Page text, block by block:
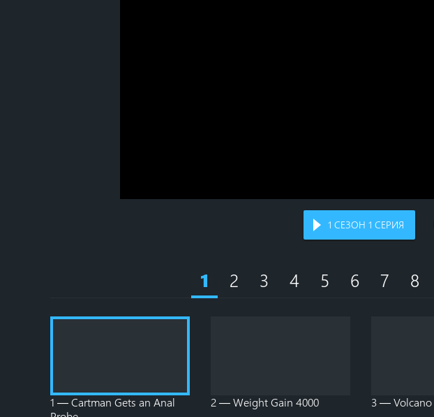
1 СЕЗОН1 СЕРИЯ
1 2 3 4 5 6 7 8
1 — Cartman Gets an Anal
2 — Weight Gain 4000 3 — Volcano